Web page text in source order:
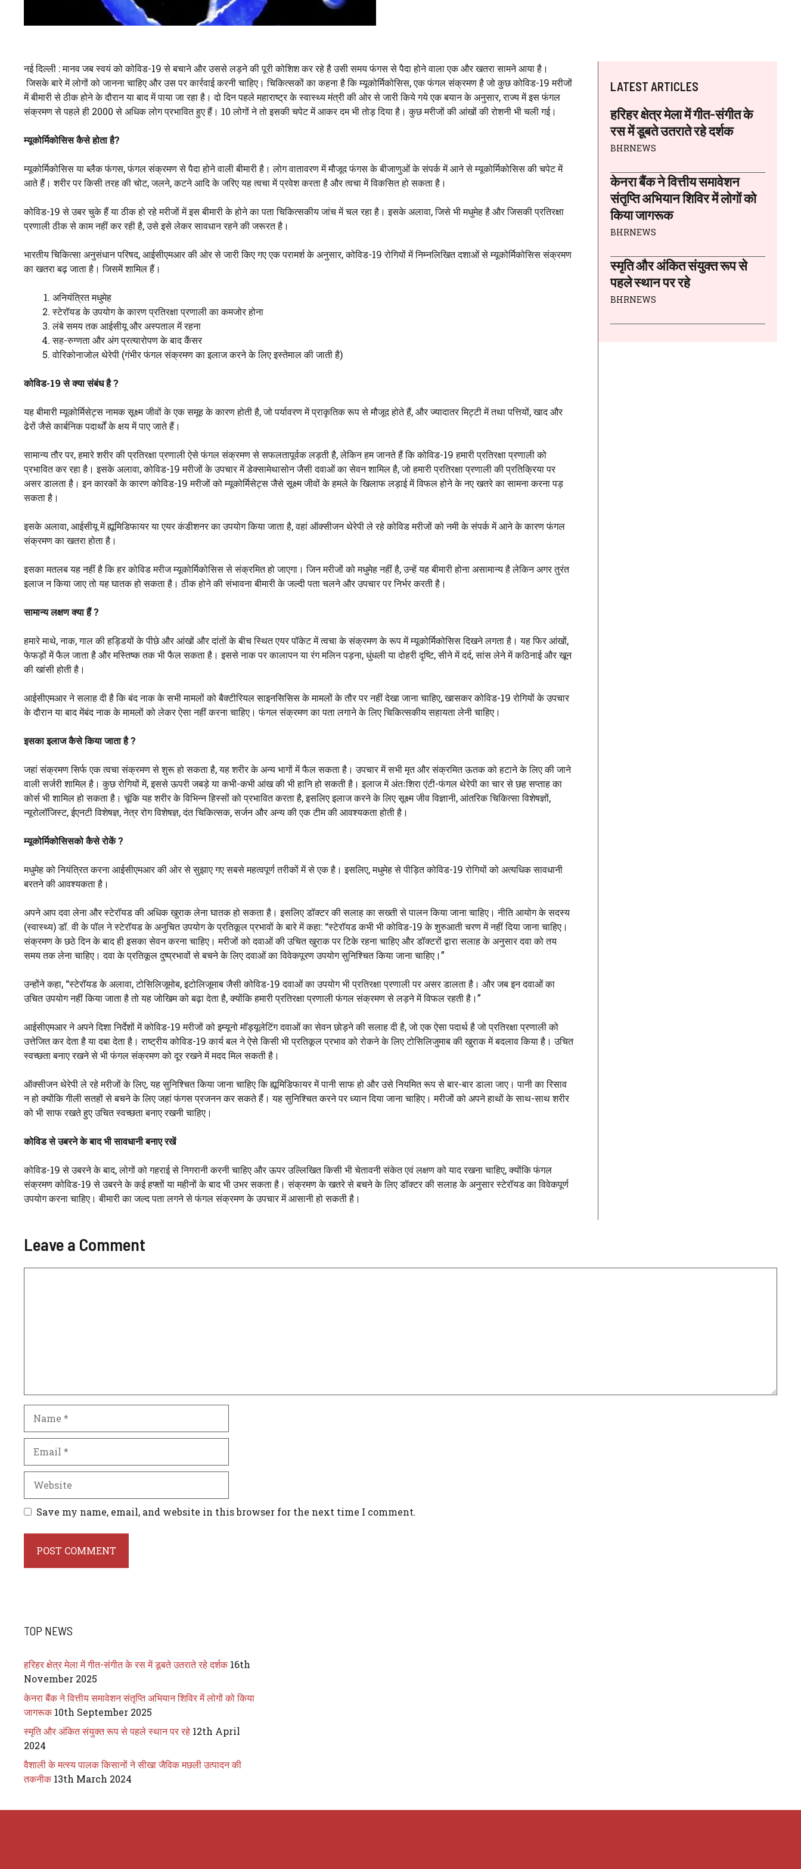
नई दिल्ली : मानव जब स्वयं को कोविड-19 से बचाने और उससे लड़ने की पूरी कोशिश कर रहे है उसी समय फंगस से पैदा होने वाला एक और खतरा सामने आया है।
जिसके बारे में लोगों को जानना चाहिए और उस पर कार्रवाई करनी चाहिए। चिकित्सकों का कहना है कि म्यूकोर्मिकोसिस, एक फंगल संक्रमण है जो कुछ कोविड-19 मरीजों
में बीमारी से ठीक होने के दौरान या बाद में पाया जा रहा है। दो दिन पहले महाराष्ट्र के स्वास्थ्य मंत्री की ओर से जारी किये गये एक बयान के अनुसार, राज्य में इस फंगल
संक्रमण से पहले ही 2000 से अधिक लोग प्रभावित हुए हैं। 10 लोगों ने तो इसकी चपेट में आकर दम भी तोड़ दिया है। कुछ मरीजों की आंखों की रोशनी भी चली गई।
म्यूकोर्मिकोसिस कैसे होता है?
म्यूकोर्मिकोसिस या ब्लैक फंगस, फंगल संक्रमण से पैदा होने वाली बीमारी है। लोग वातावरण में मौजूद फंगस के बीजाणुओं के संपर्क में आने से म्यूकोर्मिकोसिस की चपेट में
आते हैं। शरीर पर किसी तरह की चोट, जलने, कटने आदि के जरिए यह त्वचा में प्रवेश करता है और त्वचा में विकसित हो सकता है।
कोविड-19 से उबर चुके हैं या ठीक हो रहे मरीजों में इस बीमारी के होने का पता चिकित्सकीय जांच में चल रहा है। इसके अलावा, जिसे भी मधुमेह है और जिसकी प्रतिरक्षा
प्रणाली ठीक से काम नहीं कर रही है, उसे इसे लेकर सावधान रहने की जरूरत है।
भारतीय चिकित्सा अनुसंधान परिषद, आईसीएमआर की ओर से जारी किए गए एक परामर्श के अनुसार, कोविड-19 रोगियों में निम्नलिखित दशाओं से म्यूकोर्मिकोसिस संक्रमण
का खतरा बढ़ जाता है। जिसमें शामिल हैं।
अनियंत्रित मधुमेह
स्टेरॉयड के उपयोग के कारण प्रतिरक्षा प्रणाली का कमजोर होना
लंबे समय तक आईसीयू और अस्पताल में रहना
सह-रुग्णता और अंग प्रत्यारोपण के बाद कैंसर
वोरिकोनाजोल थेरेपी (गंभीर फंगल संक्रमण का इलाज करने के लिए इस्तेमाल की जाती है)
कोविड-19से क्या संबंध है?
यह बीमारी म्यूकोर्मिसेट्स नामक सूक्ष्म जीवों के एक समूह के कारण होती है, जो पर्यावरण में प्राकृतिक रूप से मौजूद होते हैं, और ज्यादातर मिट्टी में तथा पत्तियों, खाद और
ढेरों जैसे कार्बनिक पदार्थों के क्षय में पाए जाते हैं।
सामान्य तौर पर, हमारे शरीर की प्रतिरक्षा प्रणाली ऐसे फंगल संक्रमण से सफलतापूर्वक लड़ती है, लेकिन हम जानते हैं कि कोविड-19 हमारी प्रतिरक्षा प्रणाली को
प्रभावित कर रहा है। इसके अलावा, कोविड-19 मरीजों के उपचार में डेक्सामेथासोन जैसी दवाओं का सेवन शामिल है, जो हमारी प्रतिरक्षा प्रणाली की प्रतिक्रिया पर
असर डालता है। इन कारकों के कारण कोविड-19 मरीजों को म्यूकोर्मिसेट्स जैसे सूक्ष्म जीवों के हमले के खिलाफ लड़ाई में विफल होने के नए खतरे का सामना करना पड़
सकता है।
इसके अलावा, आईसीयू में ह्यूमिडिफायर या एयर कंडीशनर का उपयोग किया जाता है, वहां ऑक्सीजन थेरेपी ले रहे कोविड मरीजों को नमी के संपर्क में आने के कारण फंगल
संक्रमण का खतरा होता है।
इसका मतलब यह नहीं है कि हर कोविड मरीज म्यूकोर्मिकोसिस से संक्रमित हो जाएगा। जिन मरीजों को मधुमेह नहीं है, उन्हें यह बीमारी होना असामान्य है लेकिन अगर तुरंत
इलाज न किया जाए तो यह घातक हो सकता है। ठीक होने की संभावना बीमारी के जल्दी पता चलने और उपचार पर निर्भर करती है।
सामान्य लक्षण क्या हैं?
हमारे माथे, नाक, गाल की हड्डियों के पीछे और आंखों और दांतों के बीच स्थित एयर पॉकेट में त्वचा के संक्रमण के रूप में म्यूकोर्मिकोसिस दिखने लगता है। यह फिर आंखों,
फेफड़ों में फैल जाता है और मस्तिष्क तक भी फैल सकता है। इससे नाक पर कालापन या रंग मलिन पड़ना, धुंधली या दोहरी दृष्टि, सीने में दर्द, सांस लेने में कठिनाई और खून
की खांसी होती है।
आईसीएमआर ने सलाह दी है कि बंद नाक के सभी मामलों को बैक्टीरियल साइनसिसिस के मामलों के तौर पर नहीं देखा जाना चाहिए, खासकर कोविड-19 रोगियों के उपचार
के दौरान या बाद मेंबंद नाक के मामलों को लेकर ऐसा नहीं करना चाहिए। फंगल संक्रमण का पता लगाने के लिए चिकित्सकीय सहायता लेनी चाहिए।
इसका इलाज कैसे किया जाता है?
जहां संक्रमण सिर्फ एक त्वचा संक्रमण से शुरू हो सकता है, यह शरीर के अन्य भागों में फैल सकता है। उपचार में सभी मृत और संक्रमित ऊतक को हटाने के लिए की जाने
वाली सर्जरी शामिल है। कुछ रोगियों में, इससे ऊपरी जबड़े या कभी-कभी आंख की भी हानि हो सकती है। इलाज में अंतःशिरा एंटी-फंगल थेरेपी का चार से छह सप्ताह का
कोर्स भी शामिल हो सकता है। चूंकि यह शरीर के विभिन्न हिस्सों को प्रभावित करता है, इसलिए इलाज करने के लिए सूक्ष्म जीव विज्ञानी, आंतरिक चिकित्सा विशेषज्ञों,
न्यूरोलॉजिस्ट, ईएनटी विशेषज्ञ, नेत्र रोग विशेषज्ञ, दंत चिकित्सक, सर्जन और अन्य की एक टीम की आवश्यकता होती है।
म्यूकोर्मिकोसिसको कैसे रोकें?
मधुमेह को नियंत्रित करना आईसीएमआर की ओर से सुझाए गए सबसे महत्वपूर्ण तरीकों में से एक है। इसलिए, मधुमेह से पीड़ित कोविड-19 रोगियों को अत्यधिक सावधानी
बरतने की आवश्यकता है।
अपने आप दवा लेना और स्टेरॉयड की अधिक खुराक लेना घातक हो सकता है। इसलिए डॉक्टर की सलाह का सख्ती से पालन किया जाना चाहिए। नीति आयोग के सदस्य
(स्वास्थ्य) डॉ. वी के पॉल ने स्टेरॉयड के अनुचित उपयोग के प्रतिकूल प्रभावों के बारे में कहा: “स्टेरॉयड कभी भी कोविड-19 के शुरुआती चरण में नहीं दिया जाना चाहिए।
संक्रमण के छठे दिन के बाद ही इसका सेवन करना चाहिए। मरीजों को दवाओं की उचित खुराक पर टिके रहना चाहिए और डॉक्टरों द्वारा सलाह के अनुसार दवा को तय
समय तक लेना चाहिए। दवा के प्रतिकूल दुष्प्रभावों से बचने के लिए दवाओं का विवेकपूरण उपयोग सुनिश्चित किया जाना चाहिए।”
उन्होंने कहा, “स्टेरॉयड के अलावा, टोसिलिजूमोब, इटोलिजूमाब जैसी कोविड-19 दवाओं का उपयोग भी प्रतिरक्षा प्रणाली पर असर डालता है। और जब इन दवाओं का
उचित उपयोग नहीं किया जाता है तो यह जोखिम को बढ़ा देता है, क्योंकि हमारी प्रतिरक्षा प्रणाली फंगल संक्रमण से लड़ने में विफल रहती है।”
आईसीएमआर ने अपने दिशा निर्देशों में कोविड-19 मरीजों को इम्यूनो मॉड्यूलेटिंग दवाओं का सेवन छोड़ने की सलाह दी है, जो एक ऐसा पदार्थ है जो प्रतिरक्षा प्रणाली को
उत्तेजित कर देता है या दबा देता है। राष्ट्रीय कोविड-19 कार्य बल ने ऐसे किसी भी प्रतिकूल प्रभाव को रोकने के लिए टोसिलिजुमाब की खुराक में बदलाव किया है। उचित
स्वच्छता बनाए रखने से भी फंगल संक्रमण को दूर रखने में मदद मिल सकती है।
ऑक्सीजन थेरेपी ले रहे मरीजों के लिए, यह सुनिश्चित किया जाना चाहिए कि ह्यूमिडिफायर में पानी साफ हो और उसे नियमित रूप से बार-बार डाला जाए। पानी का रिसाव
न हो क्योंकि गीली सतहों से बचने के लिए जहां फंगस प्रजनन कर सकते हैं। यह सुनिश्चित करने पर ध्यान दिया जाना चाहिए। मरीजों को अपने हाथों के साथ-साथ शरीर
को भी साफ रखते हुए उचित स्वच्छता बनाए रखनी चाहिए।
कोविड से उबरने के बाद भी सावधानी बनाए रखें
कोविड-19 से उबरने के बाद, लोगों को गहराई से निगरानी करनी चाहिए और ऊपर उल्लिखित किसी भी चेतावनी संकेत एवं लक्षण को याद रखना चाहिए, क्योंकि फंगल
संक्रमण कोविड-19 से उबरने के कई हफ्तों या महीनों के बाद भी उभर सकता है। संक्रमण के खतरे से बचने के लिए डॉक्टर की सलाह के अनुसार स्टेरॉयड का विवेकपूर्ण
उपयोग करना चाहिए। बीमारी का जल्द पता लगने से फंगल संक्रमण के उपचार में आसानी हो सकती है।
LATEST ARTICLES
हरिहर क्षेत्र मेला में गीत-संगीत के
रस में डूबते उतराते रहे दर्शक
BHRNEWS
केनरा बैंक ने वित्तीय समावेशन
संतृप्ति अभियान शिविर में लोगों को
किया जागरूक
BHRNEWS
स्मृति और अंकित संयुक्त रूप से
पहले स्थान पर रहे
BHRNEWS
Leave a Comment
Save my name, email, and website in this browser for the next time I comment.
TOP NEWS
हरिहर क्षेत्र मेला में गीत-संगीत के रस में डूबते उतराते रहे दर्शक 16th
November 2025
केनरा बैंक ने वित्तीय समावेशन संतृप्ति अभियान शिविर में लोगों को किया
जागरूक 10th September 2025
स्मृति और अंकित संयुक्त रूप से पहले स्थान पर रहे 12th April
2024
वैशाली के मत्स्य पालक किसानों ने सीखा जैविक मछली उत्पादन की
तकनीक 13th March 2024